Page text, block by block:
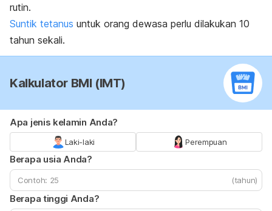
rutin.
Suntik tetanus untuk orang dewasa perlu dilakukan 10
tahun sekali.
Kalkulator BMI (IMT)
Apa jenis kelamin Anda?
Laki-laki Perempuan
Berapa usia Anda?
(tahun)
Berapa tinggi Anda?